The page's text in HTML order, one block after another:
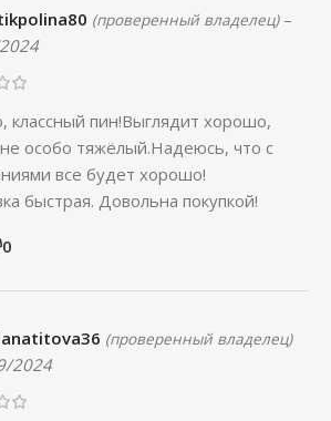
(проверенный владелец) –
классный пин!Выглядит хорошо,
особо тяжёлый.Надеюсь, что с
все будет хорошо!
быстрая. Довольна покупкой!
0
(проверенный владелец)
2024